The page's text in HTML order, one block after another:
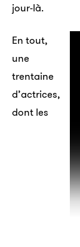
jour-là.
En tout,
une
trentaine
d’actrices,
dont les